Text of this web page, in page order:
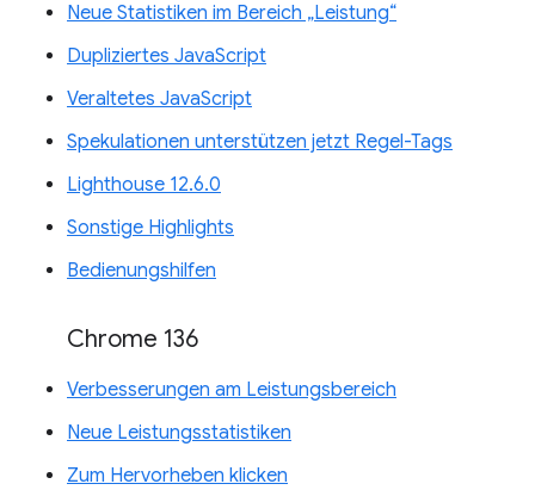
Neue Statistiken im Bereich „Leistung“
Dupliziertes JavaScript
Veraltetes JavaScript
Spekulationen unterstützen jetzt Regel-Tags
Lighthouse 12.6.0
Sonstige Highlights
Bedienungshilfen
Chrome 136
Verbesserungen am Leistungsbereich
Neue Leistungsstatistiken
Zum Hervorheben klicken